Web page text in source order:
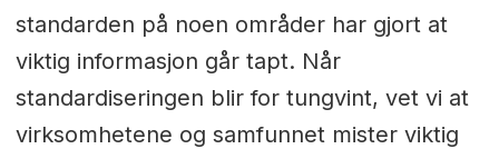
standarden på noen områder har gjort at
viktig informasjon går tapt. Når
standardiseringen blir for tungvint, vet vi at
virksomhetene og samfunnet mister viktig